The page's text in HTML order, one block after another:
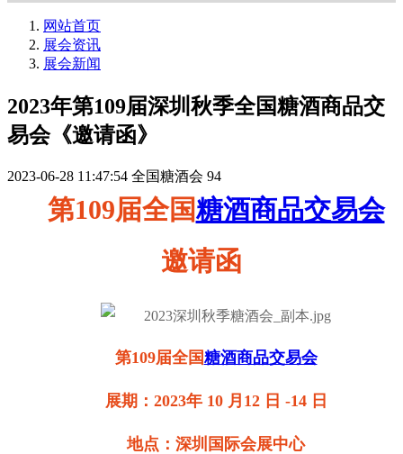
网站首页
展会资讯
展会新闻
2023年第109届深圳秋季全国糖酒商品交
易会《邀请函》
2023-06-28 11:47:54 全国糖酒会 94
第109届全国糖酒商品交易会
邀请函
第109届全国糖酒商品交易会
展期：2023年 10 月12 日 -14 日
地点：深圳国际会展中心